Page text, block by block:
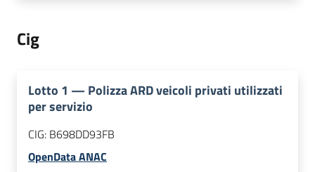
Cig
Lotto 1 — Polizza ARD veicoli privati utilizzati
per servizio
CIG: B698DD93FB
OpenData ANAC